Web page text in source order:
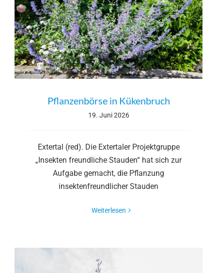
Pflanzenbörse in Kükenbruch
19. Juni 2026
Extertal (red). Die Extertaler Projektgruppe
„Insekten freundliche Stauden“ hat sich zur
Aufgabe gemacht, die Pflanzung
insektenfreundlicher Stauden
Weiterlesen